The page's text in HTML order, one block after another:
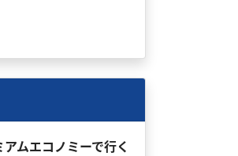
ムエコノミーで行く